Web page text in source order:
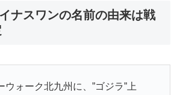
ナスワンの名前の由来は戦
ウォーク北九州に、”ゴジラ”上